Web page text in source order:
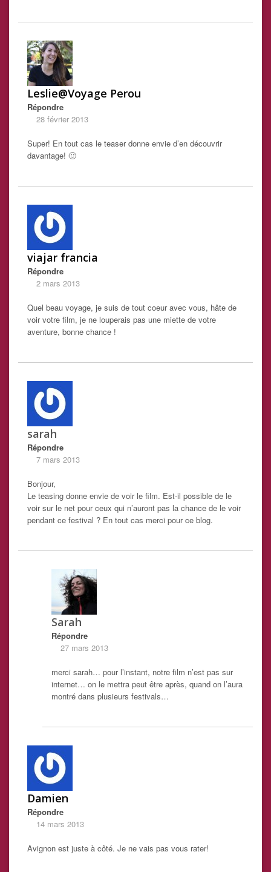
Leslie@Voyage Perou
Répondre
28 février 2013
Super! En tout cas le teaser donne envie d’en découvrir
davantage! 🙂
viajar francia
Répondre
2 mars 2013
Quel beau voyage, je suis de tout coeur avec vous, hâte de
voir votre film, je ne louperais pas une miette de votre
aventure, bonne chance !
sarah
Répondre
7 mars 2013
Bonjour,
Le teasing donne envie de voir le film. Est-il possible de le
voir sur le net pour ceux qui n’auront pas la chance de le voir
pendant ce festival ? En tout cas merci pour ce blog.
Sarah
Répondre
27 mars 2013
merci sarah… pour l’instant, notre film n’est pas sur
internet… on le mettra peut être après, quand on l’aura
montré dans plusieurs festivals…
Damien
Répondre
14 mars 2013
Avignon est juste à côté. Je ne vais pas vous rater!